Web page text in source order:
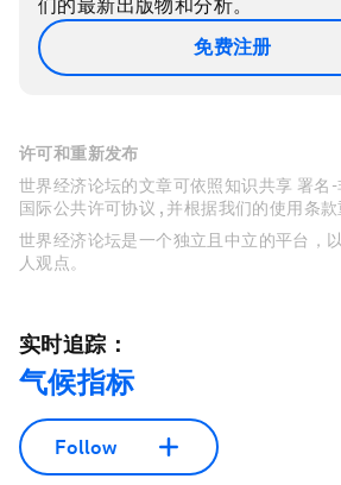
们的最新出版物和分析。
免费注册
许可和重新发布
世界经济论坛的文章可依照知识共享 署名
国际公共许可协议 , 并根据我们的使用条款
世界经济论坛是一个独立且中立的平台，
人观点。
实时追踪：
气候指标
Follow